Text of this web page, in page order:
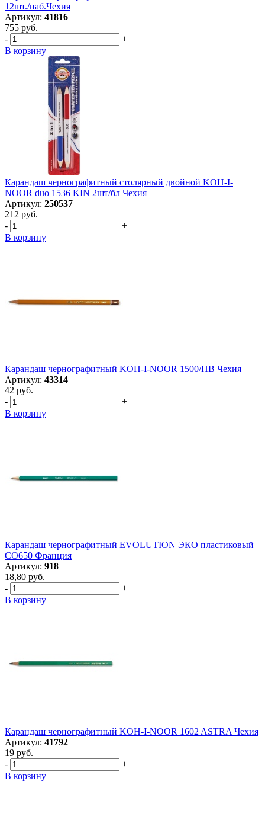
12шт./наб.Чехия
Артикул: 41816
755 руб.
-
+
В корзину
Карандаш чернографитный столярный двойной KOH-I-
NOOR duo 1536 KIN 2шт/бл Чехия
Артикул: 250537
212 руб.
-
+
В корзину
Карандаш чернографитный KOH-I-NOOR 1500/HB Чехия
Артикул: 43314
42 руб.
-
+
В корзину
Карандаш чернографитный EVOLUTION ЭКО пластиковый
CO650 Франция
Артикул: 918
18,80 руб.
-
+
В корзину
Карандаш чернографитный KOH-I-NOOR 1602 ASTRA Чехия
Артикул: 41792
19 руб.
-
+
В корзину